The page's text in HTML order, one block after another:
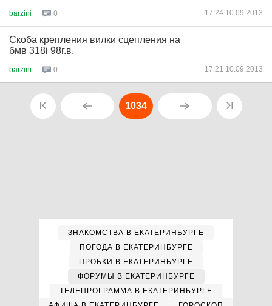
barzini 0 17:24 10.09.2013
Скоба крепления вилки сцепления на
бмв 318i 98г.в.
barzini 0 17:21 10.09.2013
1034
ЗНАКОМСТВА В ЕКАТЕРИНБУРГЕ
ПОГОДА В ЕКАТЕРИНБУРГЕ
ПРОБКИ В ЕКАТЕРИНБУРГЕ
ФОРУМЫ В ЕКАТЕРИНБУРГЕ
ТЕЛЕПРОГРАММА В ЕКАТЕРИНБУРГЕ